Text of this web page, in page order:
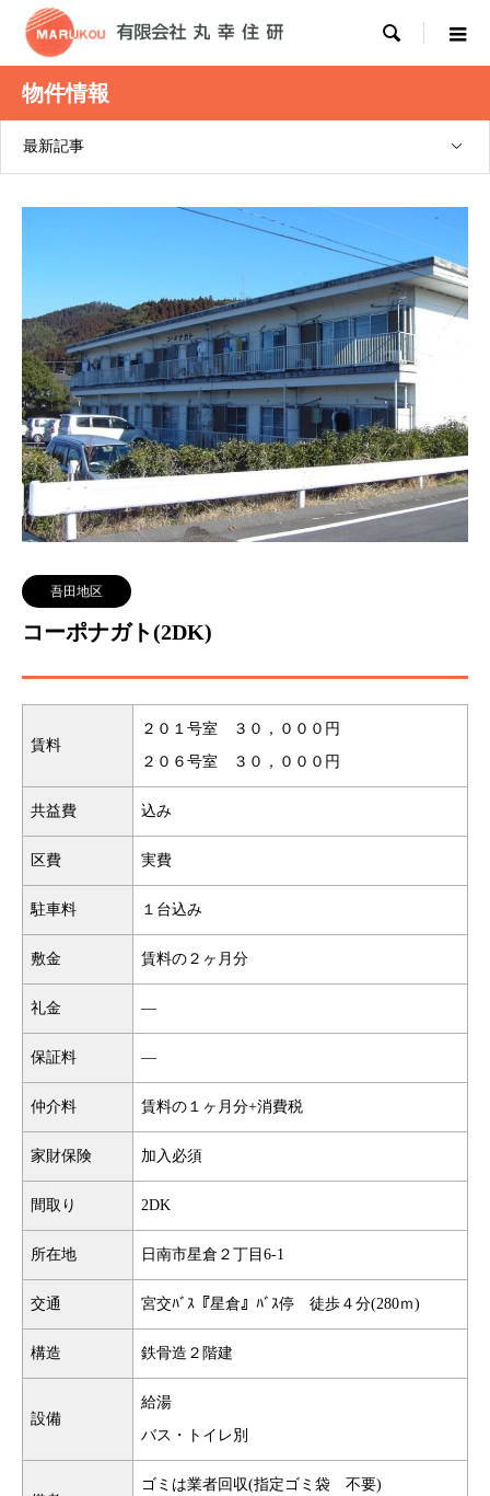

物件情報
最新記事
吾田地区
コーポナガト(2DK)
賃料
２０１号室 ３０，０００円
２０６号室 ３０，０００円
共益費 込み
区費 実費
駐車料 １台込み
敷金 賃料の２ヶ月分
礼金 ―
保証料 ―
仲介料 賃料の１ヶ月分+消費税
家財保険 加入必須
間取り 2DK
所在地 日南市星倉２丁目6-1
交通 宮交ﾊﾞｽ『星倉』ﾊﾞｽ停 徒歩４分(280ｍ)
構造 鉄骨造２階建
設備
給湯
バス・トイレ別
ゴミは業者回収(指定ゴミ袋 不要)